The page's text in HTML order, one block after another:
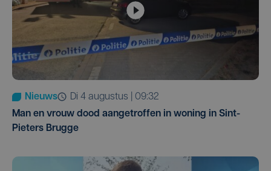
Nieuws
di 4 augustus | 09:32
Man en vrouw dood aangetroffen in woning in Sint-
Pieters Brugge